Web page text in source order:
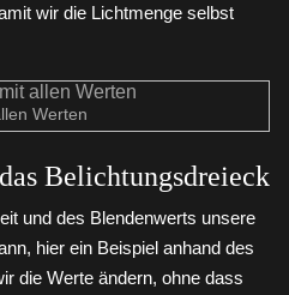
wir die Lichtmenge selbst
Werten
Belichtungsdreieck
und des Blendenwerts unsere
hier ein Beispiel anhand des
die Werte ändern, ohne dass